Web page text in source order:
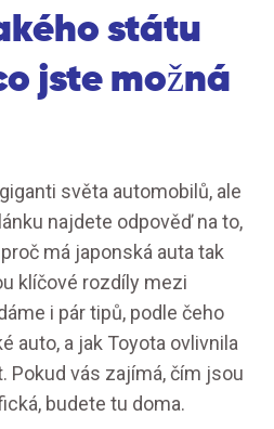
státu
jste možná
světa automobilů, ale
najdete odpověď na to,
má japonská auta tak
klíčové rozdíly mezi
i pár tipů, podle čeho
auto, a jak Toyota ovlivnila
Pokud vás zajímá, čím jsou
budete tu doma.